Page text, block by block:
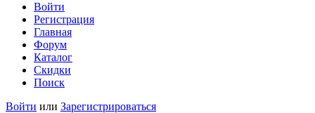
Войти
Регистрация
Главная
Форум
Каталог
Скидки
Поиск
Войти или Зарегистрироваться